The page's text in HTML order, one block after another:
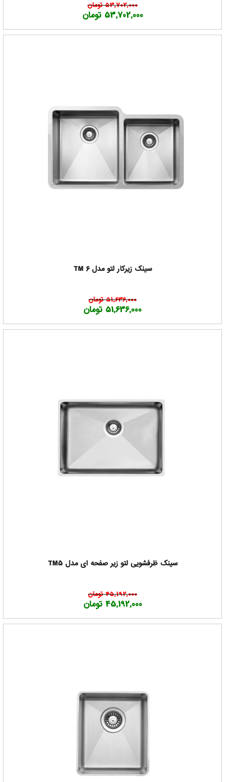
53,702,000 تومان
53,702,000 تومان
سینک زیرکار لتو مدل TM 6
51,636,000 تومان
51,636,000 تومان
سینک ظرفشویی لتو زیر صفحه ای مدل TM5
45,192,000 تومان
45,192,000 تومان